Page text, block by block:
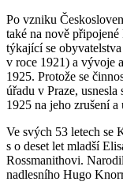
Po vzniku
také na nově
týkající se
v roce 1921) a vývoje
1925. Protože se
úřadu v Praze,
1925 na jeho zrušení
Ve svých 53 letech se
s o deset let mladší
Rossmanithovi.
nadlesního Hugo